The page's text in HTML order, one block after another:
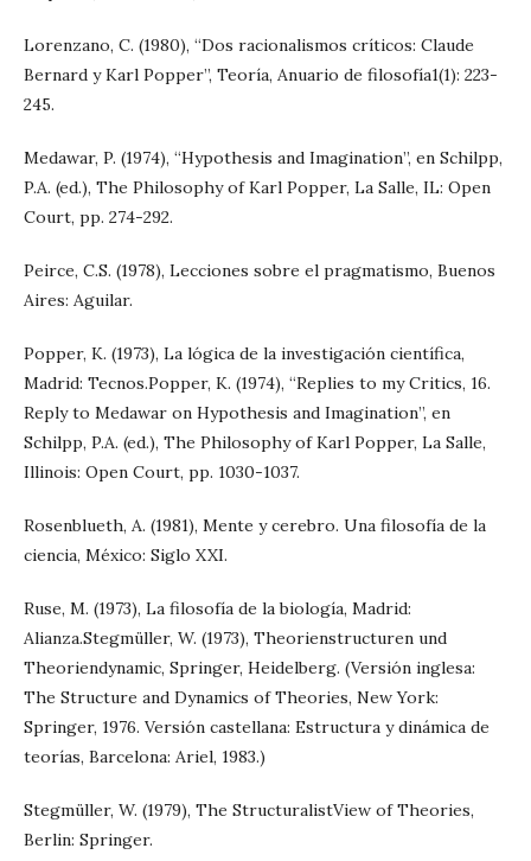
Lorenzano, C. (1980), “Dos racionalismos críticos: Claude
Bernard y Karl Popper”, Teoría, Anuario de filosofía1(1): 223-
245.
Medawar, P. (1974), “Hypothesis and Imagination”, en Schilpp,
P.A. (ed.), The Philosophy of Karl Popper, La Salle, IL: Open
Court, pp. 274-292.
Peirce, C.S. (1978), Lecciones sobre el pragmatismo, Buenos
Aires: Aguilar.
Popper, K. (1973), La lógica de la investigación científica,
Madrid: Tecnos.Popper, K. (1974), “Replies to my Critics, 16.
Reply to Medawar on Hypothesis and Imagination”, en
Schilpp, P.A. (ed.), The Philosophy of Karl Popper, La Salle,
Illinois: Open Court, pp. 1030-1037.
Rosenblueth, A. (1981), Mente y cerebro. Una filosofía de la
ciencia, México: Siglo XXI.
Ruse, M. (1973), La filosofía de la biología, Madrid:
Alianza.Stegmüller, W. (1973), Theorienstructuren und
Theoriendynamic, Springer, Heidelberg. (Versión inglesa:
The Structure and Dynamics of Theories, New York:
Springer, 1976. Versión castellana: Estructura y dinámica de
teorías, Barcelona: Ariel, 1983.)
Stegmüller, W. (1979), The StructuralistView of Theories,
Berlin: Springer.